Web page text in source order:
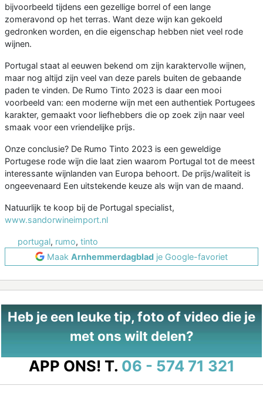
bijvoorbeeld tijdens een gezellige borrel of een lange
zomeravond op het terras. Want deze wijn kan gekoeld
gedronken worden, en die eigenschap hebben niet veel rode
wijnen.
Portugal staat al eeuwen bekend om zijn karaktervolle wijnen,
maar nog altijd zijn veel van deze parels buiten de gebaande
paden te vinden. De Rumo Tinto 2023 is daar een mooi
voorbeeld van: een moderne wijn met een authentiek Portugees
karakter, gemaakt voor liefhebbers die op zoek zijn naar veel
smaak voor een vriendelijke prijs.
Onze conclusie? De Rumo Tinto 2023 is een geweldige
Portugese rode wijn die laat zien waarom Portugal tot de meest
interessante wijnlanden van Europa behoort. De prijs/waliteit is
ongeevenaard Een uitstekende keuze als wijn van de maand.
Natuurlijk te koop bij de Portugal specialist,
www.sandorwineimport.nl
portugal, rumo, tinto
Maak Arnhemmerdagblad je Google-favoriet
Heb je een leuke tip, foto of video die je
met ons wilt delen?
APP ONS! T. 06 - 574 71 321